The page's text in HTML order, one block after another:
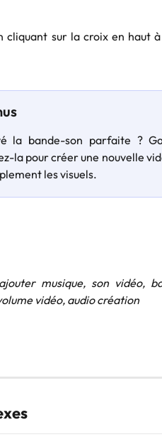
cliquant sur la croix en haut
la bande-son parfaite ?
la pour créer une nouvelle
les visuels.
musique, son vidéo,
vidéo, audio création